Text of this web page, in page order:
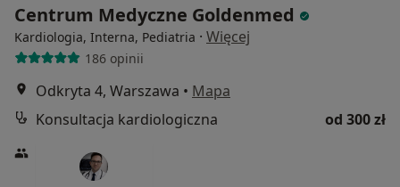
Centrum Medyczne Goldenmed
Kardiologia, Interna, Pediatria · Więcej
186 opinii
Odkryta 4, Warszawa • Mapa
Konsultacja kardiologiczna
od 300 zł